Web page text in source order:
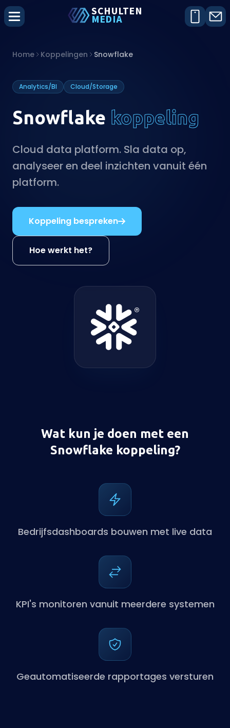
SCHULTEN
MEDIA
Home Koppelingen Snowflake
Analytics/BI Cloud/Storage
Snowflake koppeling
Cloud data platform. Sla data op,
analyseer en deel inzichten vanuit één
platform.
Koppeling bespreken
Hoe werkt het?
Wat kun je doen met een
Snowflake koppeling?
Bedrijfsdashboards bouwen met live data
KPI's monitoren vanuit meerdere systemen
Geautomatiseerde rapportages versturen